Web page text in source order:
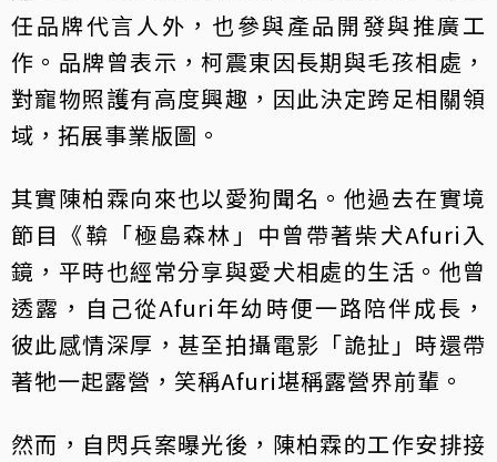
任品牌代言人外，也參與產品開發與推廣工
作。品牌曾表示，柯震東因長期與毛孩相處，
對寵物照護有高度興趣，因此決定跨足相關領
域，拓展事業版圖。
其實陳柏霖向來也以愛狗聞名。他過去在實境
節目《鞥「極島森林」中曾帶著柴犬Afuri入
鏡，平時也經常分享與愛犬相處的生活。他曾
透露，自己從Afuri年幼時便一路陪伴成長，
彼此感情深厚，甚至拍攝電影「詭扯」時還帶
著牠一起露營，笑稱Afuri堪稱露營界前輩。
然而，自閃兵案曝光後，陳柏霖的工作安排接